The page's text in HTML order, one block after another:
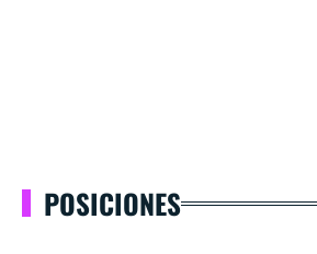
POSICIONES